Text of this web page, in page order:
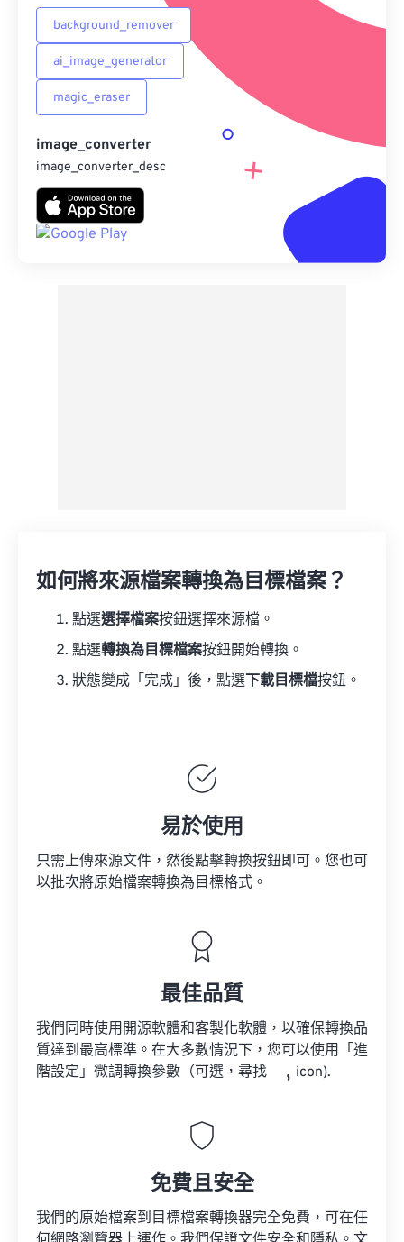
background_remover
ai_image_generator
magic_eraser
image_converter
image_converter_desc
如何將來源檔案轉換為目標檔案？
點選選擇檔案按鈕選擇來源檔。
點選轉換為目標檔案按鈕開始轉換。
狀態變成「完成」後，點選 下載目標檔按鈕。
易於使用
只需上傳來源文件，然後點擊轉換按鈕即可。您也可
以批次將原始檔案轉換為目標格式。
最佳品質
我們同時使用開源軟體和客製化軟體，以確保轉換品
質達到最高標準。在大多數情況下，您可以使用「進
階設定」微調轉換參數（可選，尋找
icon).
免費且安全
我們的原始檔案到目標檔案轉換器完全免費，可在任